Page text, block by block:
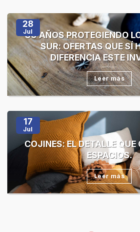
80 AÑOS PROTEGIENDO
SUR: OFERTAS QUE SÍ
DIFERENCIA ESTE
Leer más
28
Jul
COJINES: EL DETALLE
ESPACIOS.
Leer más
17
Jul